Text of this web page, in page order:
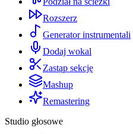
Rozszerz
Generator instrumentali
Dodaj wokal
Zastąp sekcję
Mashup
Remastering
Studio głosowe